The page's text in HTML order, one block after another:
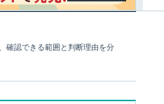
確認できる範囲と判断理由を分